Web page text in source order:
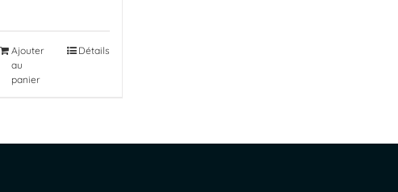
Ajouter
au
panier
Détails